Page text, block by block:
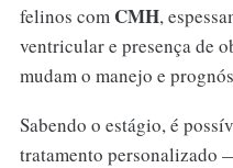
felinos com CMH,
ventricular e presença de
mudam o manejo e
Sabendo o estágio, é
tratamento personalizado